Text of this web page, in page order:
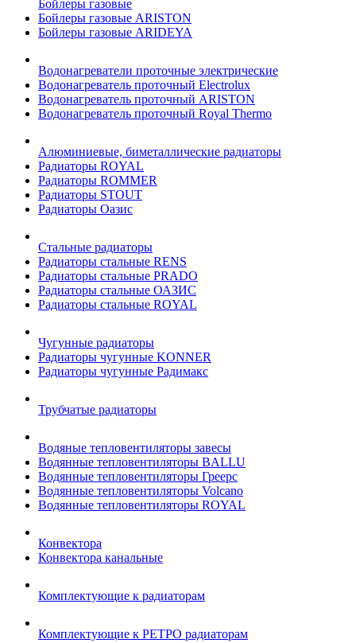
Бойлеры газовые
Бойлеры газовые ARISTON
Бойлеры газовые ARIDEYA
Водонагреватели проточные электрические
Водонагреватель проточный Electrolux
Водонагреватель проточный ARISTON
Водонагреватель проточный Royal Thermo
Алюминиевые, биметаллические радиаторы
Радиаторы ROYAL
Радиаторы ROMMER
Радиаторы STOUT
Радиаторы Оазис
Стальные радиаторы
Радиаторы стальные RENS
Радиаторы стальные PRADO
Радиаторы стальные ОАЗИС
Радиаторы стальные ROYAL
Чугунные радиаторы
Радиаторы чугунные KONNER
Радиаторы чугунные Радимакс
Трубчатые радиаторы
Водяные тепловентиляторы завесы
Водянные тепловентиляторы BALLU
Водянные тепловентиляторы Греерс
Водянные тепловентиляторы Volcano
Водянные тепловентиляторы ROYAL
Конвектора
Конвектора канальные
Комплектующие к радиаторам
Комплектующие к РЕТРО радиаторам